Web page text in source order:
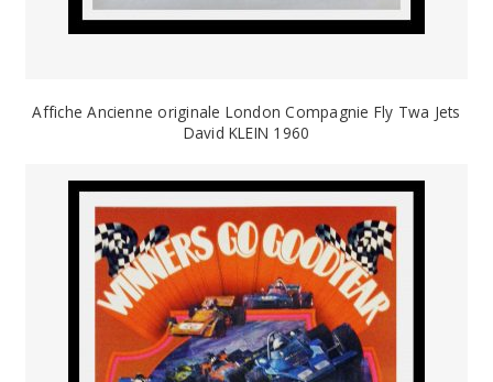
Affiche Ancienne originale London Compagnie Fly Twa Jets
David KLEIN 1960